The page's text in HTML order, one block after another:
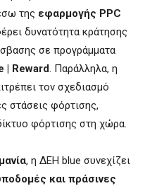
της εφαρμογής PPC
δυνατότητα κράτησης
σε προγράμματα
| Reward. Παράλληλα, η
τον σχεδιασμό
στάσεις φόρτισης,
φόρτισης στη χώρα.
, η ΔΕΗ blue συνεχίζει
και πράσινες